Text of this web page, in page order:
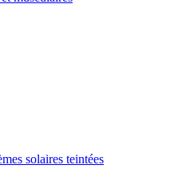
solaires teintées